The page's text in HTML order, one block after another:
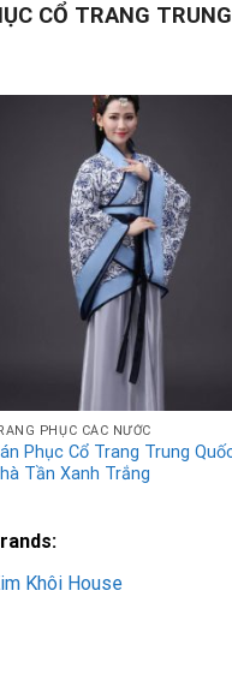
CỔ TRANG
Add to
Wishlist
PHỤC CÁC NƯỚC
Phục Cổ Trang Trung
Tần Xanh Trắng
Khôi House